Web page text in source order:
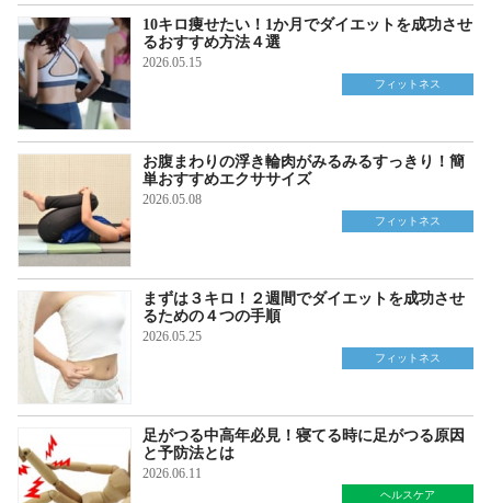
10キロ痩せたい！1か月でダイエットを成功させ
るおすすめ方法４選
2026.05.15
フィットネス
お腹まわりの浮き輪肉がみるみるすっきり！簡
単おすすめエクササイズ
2026.05.08
フィットネス
まずは３キロ！２週間でダイエットを成功させ
るための４つの手順
2026.05.25
フィットネス
足がつる中高年必見！寝てる時に足がつる原因
と予防法とは
2026.06.11
ヘルスケア